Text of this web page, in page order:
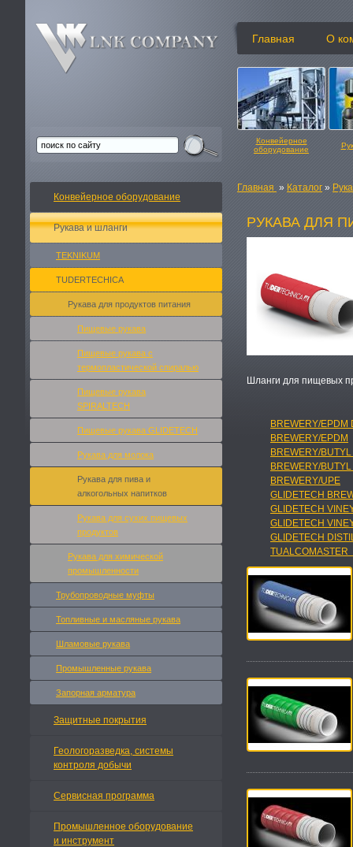
Главная О
Конвейерное
оборудование
Главная » Каталог »
РУКАВА ДЛЯ
Шланги для пищевых
BREWERY/EPDM
BREWERY/EPDM
BREWERY/
BREWERY/
BREWERY/UPE
GLIDETECH
GLIDETECH
GLIDETECH
GLIDETECH
TUALCOMASTER
Конвейерное оборудование
Рукава и шланги
TEKNIKUM
TUDERTECHICA
Рукава для продуктов питания
Пищевые рукава
Пищевые рукава с
термопластической спиралью
Пищевые рукава
SPIRALTECH
Пищевые рукава GLIDETECH
Рукава для молока
Рукава для пива и
алкогольных напитков
Рукава для сухих пищевых
продуктов
Рукава для химической
промышленности
Трубопроводные муфты
Топливные и масляные рукавa
Шламовые рукава
Промышленные рукава
Запорная арматура
Защитные покрытия
Геологоразведка, системы
контроля добычи
Сервисная программа
Промышленное оборудование
и инструмент